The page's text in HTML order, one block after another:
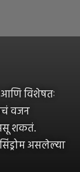
विशेषतः
वजन
शकतं.
असलेल्या